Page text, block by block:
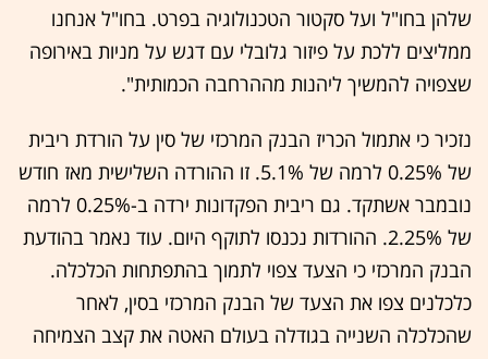
שלהן בחו"ל ועל סקטור הטכנולוגיה בפרט. בחו"ל אנחנו
ממליצים ללכת על פיזור גלובלי עם דגש על מניות באירופה
שצפויה להמשיך ליהנות מההרחבה הכמותית".
נזכיר כי אתמול הכריז הבנק המרכזי של סין על הורדת ריבית
של 0.25% לרמה של 5.1%. זו ההורדה השלישית מאז חודש
נובמבר אשתקד. גם ריבית הפקדונות ירדה ב-0.25% לרמה
של 2.25%. ההורדות נכנסו לתוקף היום. עוד נאמר בהודעת
הבנק המרכזי כי הצעד צפוי לתמוך בהתפתחות הכלכלה.
כלכלנים צפו את הצעד של הבנק המרכזי בסין, לאחר
שהכלכלה השנייה בגודלה בעולם האטה את קצב הצמיחה